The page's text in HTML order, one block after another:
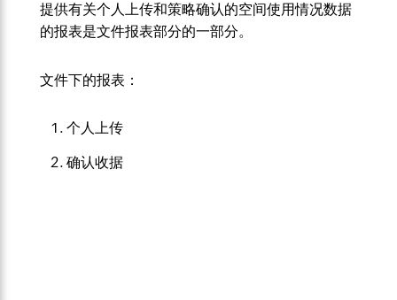
提供有关个人上传和策略确认的空间使用情况数据
的报表是文件报表部分的一部分。
文件下的报表：
个人上传
确认收据